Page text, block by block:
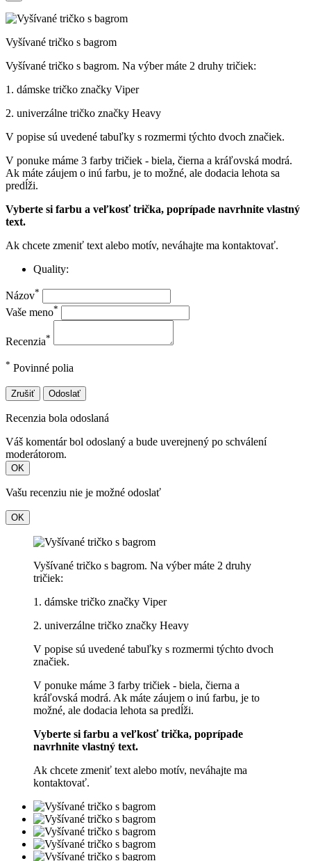
Vyšívané tričko s bagrom
Vyšívané tričko s bagrom. Na výber máte 2 druhy tričiek:
1. dámske tričko značky Viper
2. univerzálne tričko značky Heavy
V popise sú uvedené tabuľky s rozmermi týchto dvoch značiek.
V ponuke máme 3 farby tričiek - biela, čierna a kráľovská modrá.
Ak máte záujem o inú farbu, je to možné, ale dodacia lehota sa
predĺži.
Vyberte si farbu a veľkosť trička, poprípade navrhnite vlastný
text.
Ak chcete zmeniť text alebo motív, neváhajte ma kontaktovať.
Quality:
Názov*
Vaše meno*
Recenzia*
* Povinné polia
Zrušiť Odoslať
Recenzia bola odoslaná
Váš komentár bol odoslaný a bude uverejnený po schválení
moderátorom.
OK
Vašu recenziu nie je možné odoslať
OK
Vyšívané tričko s bagrom. Na výber máte 2 druhy
tričiek:
1. dámske tričko značky Viper
2. univerzálne tričko značky Heavy
V popise sú uvedené tabuľky s rozmermi týchto dvoch
značiek.
V ponuke máme 3 farby tričiek - biela, čierna a
kráľovská modrá. Ak máte záujem o inú farbu, je to
možné, ale dodacia lehota sa predĺži.
Vyberte si farbu a veľkosť trička, poprípade
navrhnite vlastný text.
Ak chcete zmeniť text alebo motív, neváhajte ma
kontaktovať.